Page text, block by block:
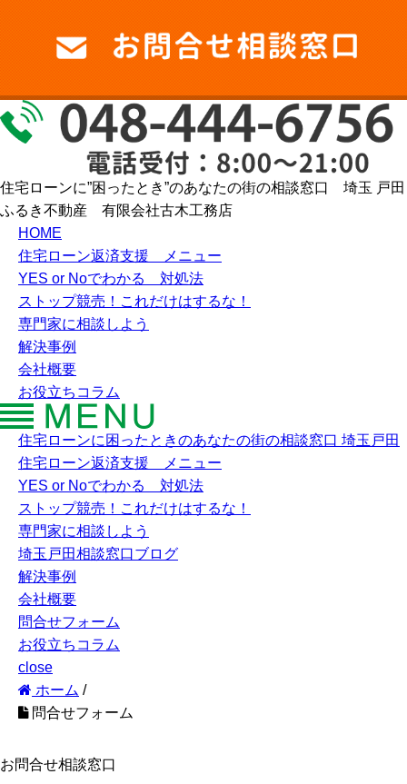
住宅ローンに”困ったとき”のあなたの街の相談窓口 埼玉 戸田
ふるき不動産 有限会社古木工務店
HOME
住宅ローン返済支援 メニュー
YES or Noでわかる 対処法
ストップ競売！これだけはするな！
専門家に相談しよう
解決事例
会社概要
お役立ちコラム
住宅ローンに困ったときのあなたの街の相談窓口 埼玉戸田
住宅ローン返済支援 メニュー
YES or Noでわかる 対処法
ストップ競売！これだけはするな！
専門家に相談しよう
埼玉戸田相談窓口ブログ
解決事例
会社概要
問合せフォーム
お役立ちコラム
close
ホーム /
問合せフォーム
お問合せ相談窓口